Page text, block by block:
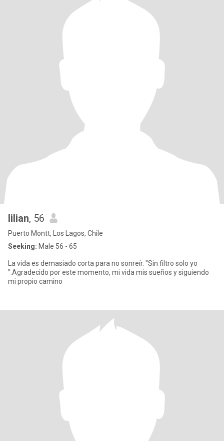
lilian, 56
Puerto Montt, Los Lagos, Chile
Seeking: Male 56 - 65
La vida es demasiado corta para no sonreír. "Sin filtro solo yo
".Agradecido por este momento, mi vida mis sueños y siguiendo
mi propio camino